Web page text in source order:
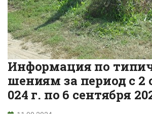
Информация по
шениям за период с 2
024 г. по 6 сентября